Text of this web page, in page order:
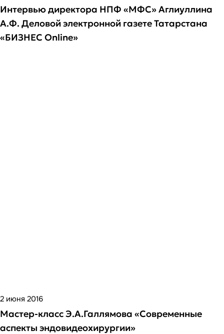
Интервью директора НПФ «МФС» Аглиуллина
А.Ф. Деловой электронной газете Татарстана
«БИЗНЕС Online»
2 июня 2016
Мастер-класс Э.А.Галлямова «Современные
аспекты эндовидеохирургии»